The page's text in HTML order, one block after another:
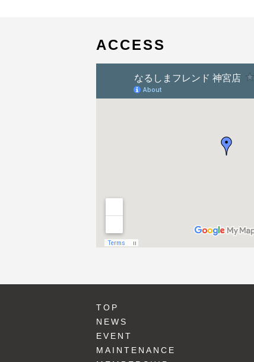
ACCESS
TOP
NEWS
EVENT
MAINTENANCE